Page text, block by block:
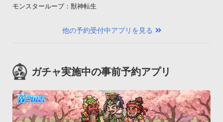
モンスターループ：獣神転生
他の予約受付中アプリを見る
ガチャ実施中の事前予約アプリ